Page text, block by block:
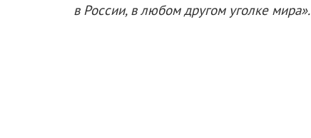
в России, в любом другом уголке мира».